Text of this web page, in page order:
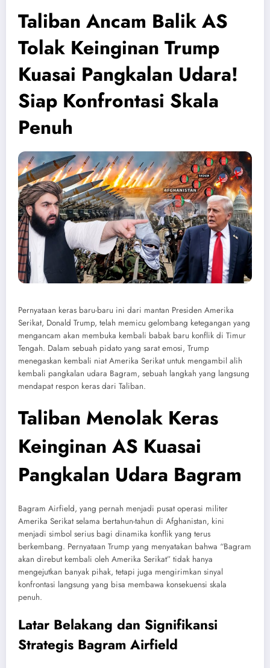
Taliban Ancam Balik AS
Tolak Keinginan Trump
Kuasai Pangkalan Udara!
Siap Konfrontasi Skala
Penuh
Pernyataan keras baru-baru ini dari mantan Presiden Amerika
Serikat, Donald Trump, telah memicu gelombang ketegangan yang
mengancam akan membuka kembali babak baru konflik di Timur
Tengah. Dalam sebuah pidato yang sarat emosi, Trump
menegaskan kembali niat Amerika Serikat untuk mengambil alih
kembali pangkalan udara Bagram, sebuah langkah yang langsung
mendapat respon keras dari Taliban.
Taliban Menolak Keras
Keinginan AS Kuasai
Pangkalan Udara Bagram
Bagram Airfield, yang pernah menjadi pusat operasi militer
Amerika Serikat selama bertahun-tahun di Afghanistan, kini
menjadi simbol serius bagi dinamika konflik yang terus
berkembang. Pernyataan Trump yang menyatakan bahwa “Bagram
akan direbut kembali oleh Amerika Serikat” tidak hanya
mengejutkan banyak pihak, tetapi juga mengirimkan sinyal
konfrontasi langsung yang bisa membawa konsekuensi skala
penuh.
Latar Belakang dan Signifikansi
Strategis Bagram Airfield